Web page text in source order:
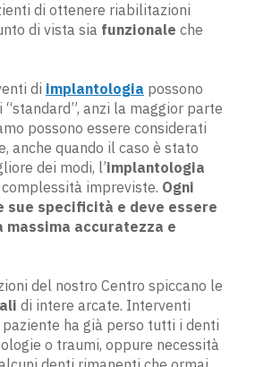
di ottenere riabilitazioni
di vista sia funzionale che
di implantologia possono
anzi la maggior parte
possono essere considerati
anche quando il caso è stato
dei modi, l’​implantologia
impreviste. ​Ogni
sue specificità e deve essere
accuratezza e
del nostro Centro spiccano le
di intere arcate. Interventi
ha già perso tutti i denti
o traumi, oppure necessità